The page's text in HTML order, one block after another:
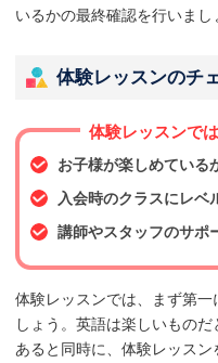
いるかの最終確認を行いまし
体験レッスンのチ
体験レッスンで
お子様が楽しめている
入会時のクラスにレベ
講師やスタッフのサポ
体験レッスンでは、まず第
しょう。英語は楽しいもの
あると同時に、体験レッスン